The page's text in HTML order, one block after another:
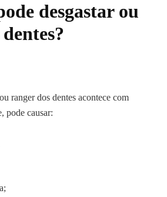
desgastar ou
ranger dos dentes acontece com
pode causar: